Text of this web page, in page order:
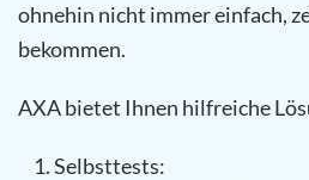
ohnehin nicht immer einfach,
bekommen.
AXA bietet Ihnen hilfreiche
Selbsttests: